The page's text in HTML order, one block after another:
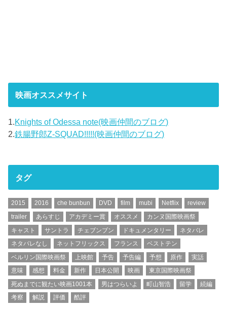
映画オススメサイト
1.Knights of Odessa note(映画仲間のブログ)
2.鉄腸野郎Z-SQUAD!!!!!(映画仲間のブログ)
タグ
2015 2016 che bunbun DVD film mubi Netflix
review
trailer
あらすじ アカデミー賞 オススメ
カンヌ国際映画祭
キャスト
サントラ チェブンブン ドキュメンタリー
ネタバレ
ネタバレなし
ネットフリックス フランス
ベストテン
ベルリン国際映画祭
上映館 予告 予告編 予想 原作
実話
意味
感想 料金 新作 日本公開 映画
東京国際映画祭
死ぬまでに観たい映画1001本
男はつらいよ 町山智浩 留学
続編
考察
解説 評価 酷評